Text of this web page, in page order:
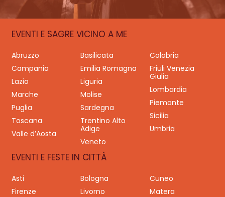
EVENTI E SAGRE VICINO A ME
Abruzzo Basilicata
Calabria
Campania
Emilia Romagna
Friuli Venezia
Giulia
Lazio
Liguria
Lombardia
Marche
Molise
Piemonte
Puglia
Sardegna
Sicilia
Toscana
Trentino Alto
Adige
Umbria
Valle d’Aosta
Veneto
EVENTI E FESTE IN CITTÀ
Asti Bologna
Cuneo
Firenze
Livorno
Matera